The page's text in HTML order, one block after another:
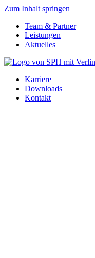
Zum Inhalt springen
Team & Partner
Leistungen
Aktuelles
Karriere
Downloads
Kontakt